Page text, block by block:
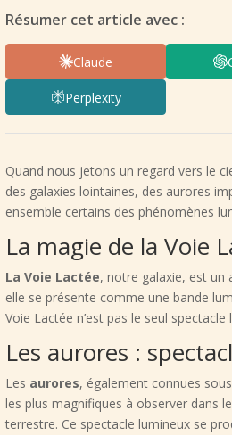
Résumer cet article avec :
Claude
Perplexity
Quand nous jetons un regard vers le
des galaxies lointaines, des aurores
ensemble certains des phénomènes
La magie de la Voie
La Voie Lactée, notre galaxie, est un
elle se présente comme une bande
Voie Lactée n’est pas le seul
Les aurores :
Les aurores, également connues
les plus magnifiques à observer dans
terrestre. Ce spectacle lumineux se